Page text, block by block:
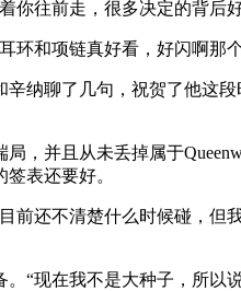
你往前走，很多决定的背后
环和项链真好看，好闪啊
纳聊了几句，祝贺了他这
，并且从未丢掉属于
表还要好。
前还不清楚什么时候碰，
“现在我不是大种子，所